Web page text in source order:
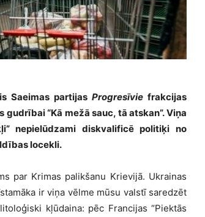
Saeimas partijas Progresīviefrakcijas
“Kā mežā sauc, tā atskan”. Viņa
nepielūdzami diskvalificē politiķi no
locekli.
par Krimas palikšanu Krievijā. Ukrainas
ir viņa vēlme mūsu valstī saredzēt
kļūdaina: pēc Francijas “Piektās